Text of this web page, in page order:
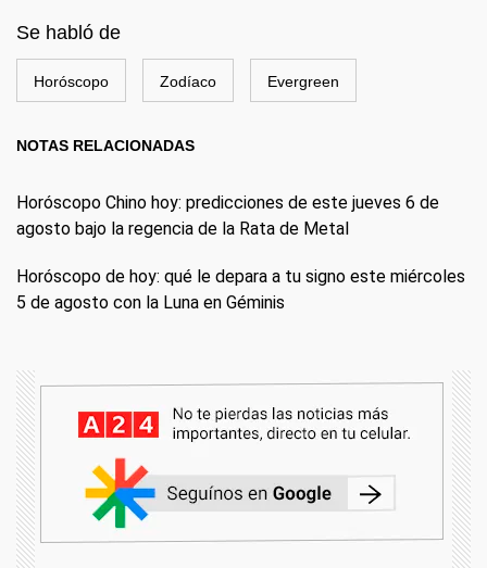
Se habló de
Horóscopo Zodíaco Evergreen
NOTAS RELACIONADAS
Horóscopo Chino hoy: predicciones de este jueves 6 de
agosto bajo la regencia de la Rata de Metal
Horóscopo de hoy: qué le depara a tu signo este miércoles
5 de agosto con la Luna en Géminis